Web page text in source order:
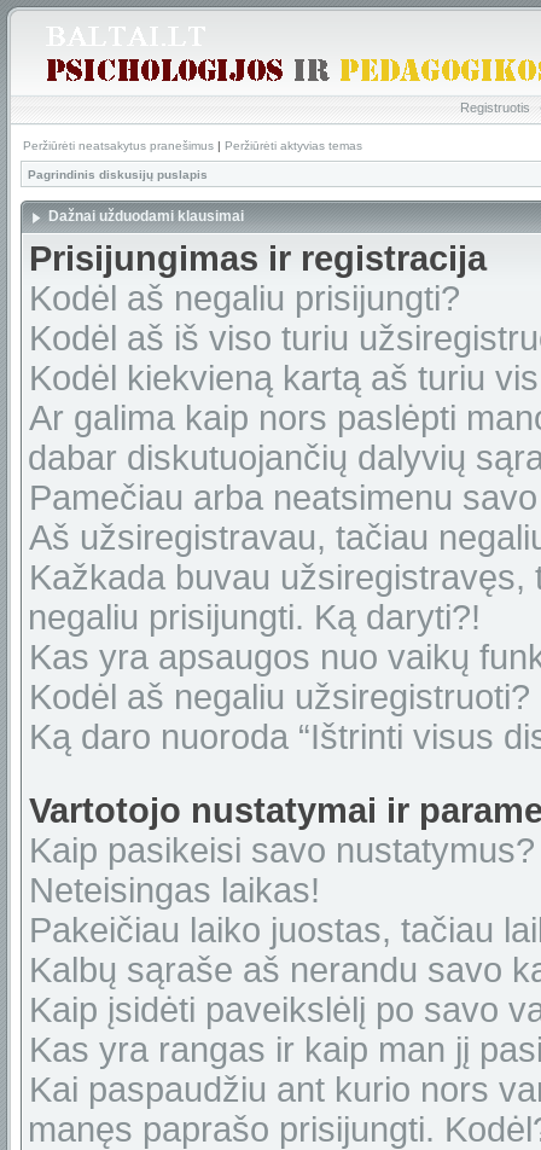
Registruotis
Peržiūrėti neatsakytus pranešimus | Peržiūrėti aktyvias temas
Pagrindinis diskusijų puslapis
Dažnai užduodami klausimai
Prisijungimas ir registracija
Kodėl aš negaliu prisijungti?
Kodėl aš iš viso turiu
Kodėl kiekvieną kartą aš turiu
Ar galima kaip nors paslėpti
dabar diskutuojančių dalyvių
Pamečiau arba neatsimenu
Aš užsiregistravau, tačiau
Kažkada buvau
negaliu prisijungti. Ką daryti?!
Kas yra apsaugos nuo vaikų
Kodėl aš negaliu užsiregistruoti?
Ką daro nuoroda “Ištrinti visus
Vartotojo nustatymai ir
Kaip pasikeisi savo nustatymus?
Neteisingas laikas!
Pakeičiau laiko juostas, tačiau
Kalbų sąraše aš nerandu savo
Kaip įsidėti paveikslėlį po savo
Kas yra rangas ir kaip man jį
Kai paspaudžiu ant kurio nors
manęs paprašo prisijungti.